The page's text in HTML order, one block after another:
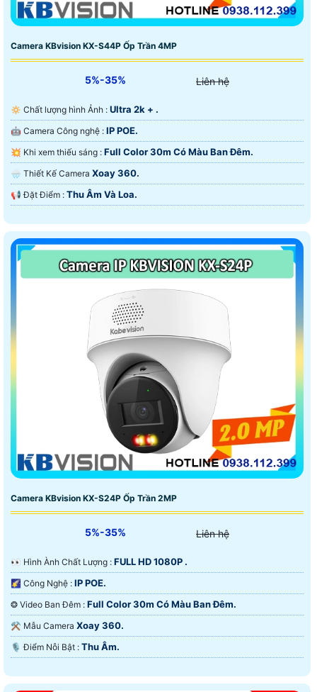
Camera KBvision KX-S44P Ốp Trần 4MP
5%-35% Liên hệ
🔅 Chất lượng hình Ảnh : Ultra 2k + .
🤖️ Camera Công nghệ : IP POE.
💥 Khi xem thiếu sáng : Full Color 30m Có Màu Ban Ðêm.
🌧️ Thiết Kế Camera Xoay 360.
️📢 Đặt Điểm : Thu Âm Và Loa.
Camera KBvision KX-S24P Ốp Trần 2MP
5%-35% Liên hệ
️👀 Hình Ành Chất Lượng : FULL HD 1080P .
🌠 Công Nghệ : IP POE.
❂ Video Ban Đêm : Full Color 30m Có Màu Ban Ðêm.
⚒ Mẫu Camera Xoay 360.
️🎙 Điểm Nỗi Bật : Thu Âm.